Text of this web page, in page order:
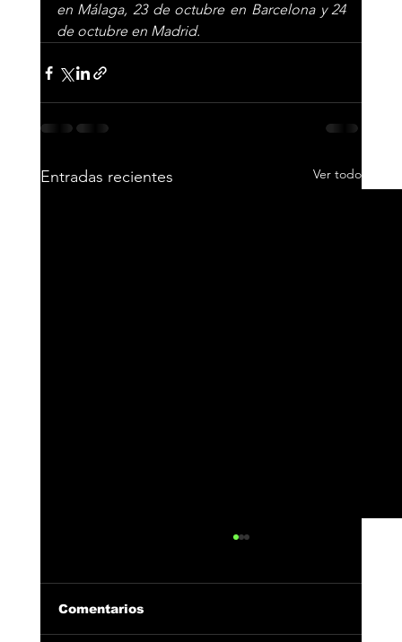
en Málaga, 23 de octubre en Barcelona y 24
de octubre en Madrid.
Entradas recientes Ver todo
Comentarios